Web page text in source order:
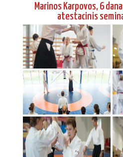
Marinos Karpovos, 6
atestacinis